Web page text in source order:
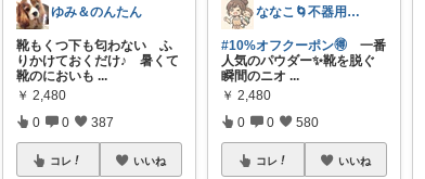
ゆみ＆のんたん
靴もくつ下も匂わない ふ
りかけておくだけ♪ 暑くて
靴のにおいも ...
￥ 2,480
0 0 387
コレ いいね
ななこ🌀不器用ママ￤家事＆育児グッズ
#10%オフクーポン🉐 一番
人気のパウダー✨靴を脱ぐ
瞬間のニオ ...
￥ 2,480
0 0 580
コレ いいね